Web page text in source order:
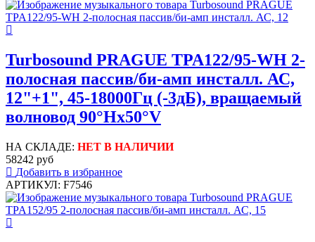
Turbosound PRAGUE TPA122/95-WH 2-
полосная пассив/би-амп инсталл. АС,
12"+1", 45-18000Гц (-3дБ), вращаемый
волновод 90°Hx50°V
НА СКЛАДЕ: НЕТ В НАЛИЧИИ
58242 руб
Добавить в избранное
АРТИКУЛ: F7546